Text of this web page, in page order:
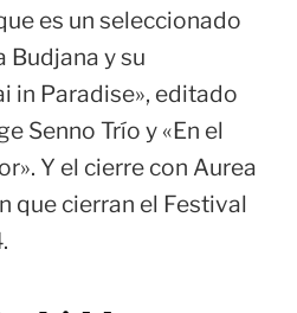
es un seleccionado
Budjana y su
in Paradise», editado
Senno Trío y «En el
Y el cierre con Aurea
que cierran el Festival